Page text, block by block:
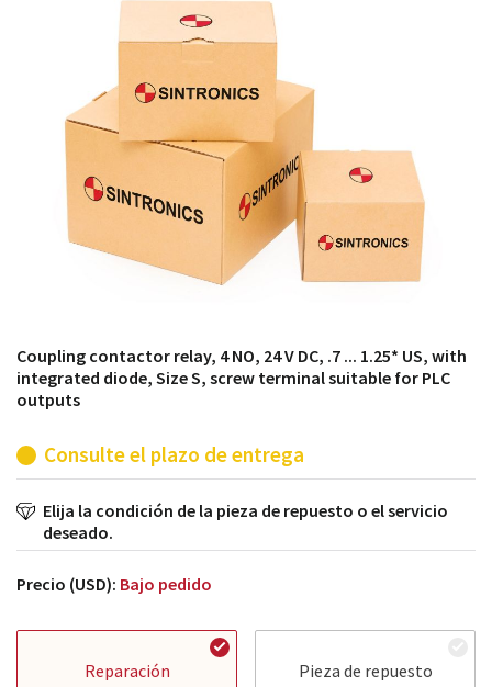
módulos antiguos a un alto nivel técnico o sustitución
de módulos descontinuados por módulos del propio
Coupling contactor relay, 4 NO, 24 V DC, .7 ... 1.25* US, with
integrated diode, Size S, screw terminal suitable for PLC
outputs
Consulte el plazo de entrega
Elija la condición de la pieza de repuesto o el servicio
deseado.
Precio (USD): Bajo pedido
Reparación Pieza de repuesto